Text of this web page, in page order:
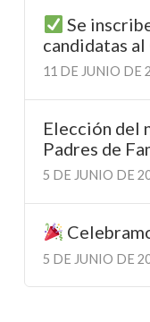
Se
candidatas
11 DE JUNIO DE
Elección del
Padres de
5 DE JUNIO DE
5 DE JUNIO DE